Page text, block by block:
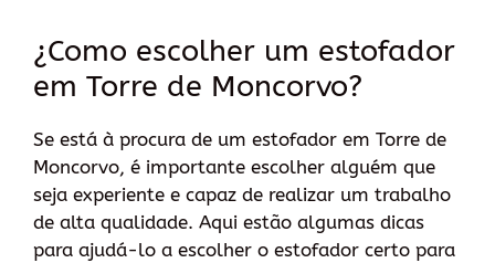
¿Como escolher um estofador
em Torre de Moncorvo?
Se está à procura de um estofador em Torre de
Moncorvo, é importante escolher alguém que
seja experiente e capaz de realizar um trabalho
de alta qualidade. Aqui estão algumas dicas
para ajudá-lo a escolher o estofador certo para